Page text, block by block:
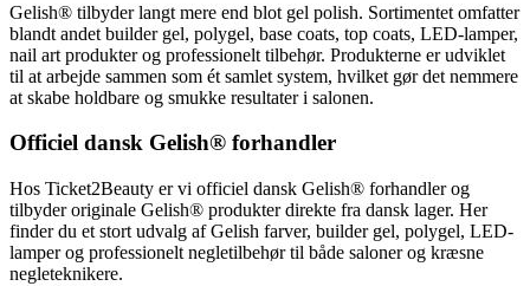
Gelish® tilbyder langt mere end blot gel polish. Sortimentet omfatter
blandt andet builder gel, polygel, base coats, top coats, LED-lamper,
nail art produkter og professionelt tilbehør. Produkterne er udviklet
til at arbejde sammen som ét samlet system, hvilket gør det nemmere
at skabe holdbare og smukke resultater i salonen.
Officiel dansk Gelish® forhandler
Hos Ticket2Beauty er vi officiel dansk Gelish® forhandler og
tilbyder originale Gelish® produkter direkte fra dansk lager. Her
finder du et stort udvalg af Gelish farver, builder gel, polygel, LED-
lamper og professionelt negletilbehør til både saloner og kræsne
negleteknikere.